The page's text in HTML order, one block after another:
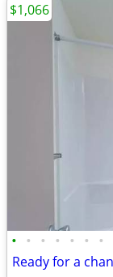
• • • • • • •
$1,066